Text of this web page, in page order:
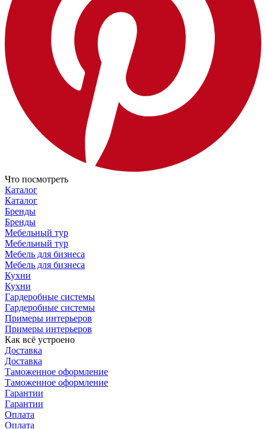
Что посмотреть
Каталог
Каталог
Бренды
Бренды
Мебельный тур
Мебельный тур
Мебель для бизнеса
Мебель для бизнеса
Кухни
Кухни
Гардеробные системы
Гардеробные системы
Примеры интерьеров
Примеры интерьеров
Как всё устроено
Доставка
Доставка
Таможенное оформление
Таможенное оформление
Гарантии
Гарантии
Оплата
Оплата